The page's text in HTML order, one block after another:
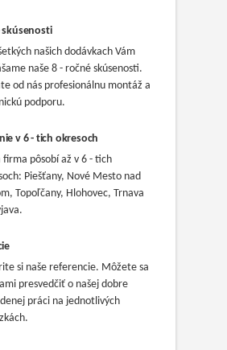
skúsenosti
našich dodávkach Vám
naše 8 - ročné skúsenosti.
od nás profesionálnu montáž a
podporu.
v 6 - tich okresoch
firma pôsobí až v 6 - tich
Piešťany, Nové Mesto nad
Topoľčany, Hlohovec, Trnava
si naše referencie. Môžete sa
presvedčiť o našej dobre
práci na jednotlivých